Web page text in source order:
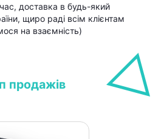
доставка в будь-який
щиро раді всім клієнтам
на взаємність)
продажів